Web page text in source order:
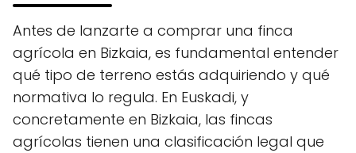
Antes de lanzarte a comprar una finca
agrícola en Bizkaia, es fundamental entender
qué tipo de terreno estás adquiriendo y qué
normativa lo regula. En Euskadi, y
concretamente en Bizkaia, las fincas
agrícolas tienen una clasificación legal que